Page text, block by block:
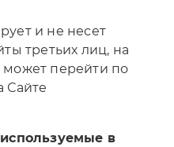
и не несет
третьих лиц, на
может перейти по
Сайте
в